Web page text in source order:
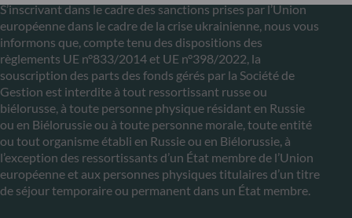
S’inscrivant dans le cadre des sanctions prises par l’Union
européenne dans le cadre de la crise ukrainienne, nous vous
informons que, compte tenu des dispositions des
règlements UE n°833/2014 et UE n°398/2022, la
souscription des parts des fonds gérés par la Société de
Gestion est interdite à tout ressortissant russe ou
biélorusse, à toute personne physique résidant en Russie
ou en Biélorussie ou à toute personne morale, toute entité
ou tout organisme établi en Russie ou en Biélorussie, à
l’exception des ressortissants d’un État membre de l’Union
européenne et aux personnes physiques titulaires d’un titre
de séjour temporaire ou permanent dans un État membre.